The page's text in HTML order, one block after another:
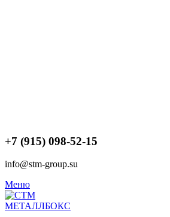
+7 (915) 098-52-15
info@stm-group.su
Меню